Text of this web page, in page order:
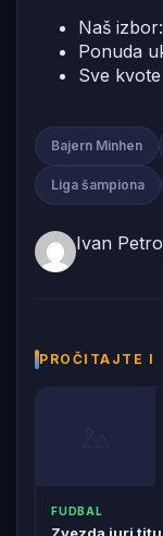
Naš
Ponuda
Sve
Bajern Minhen
Liga šampiona
Ivan
PROČITAJTE I
FUDBAL